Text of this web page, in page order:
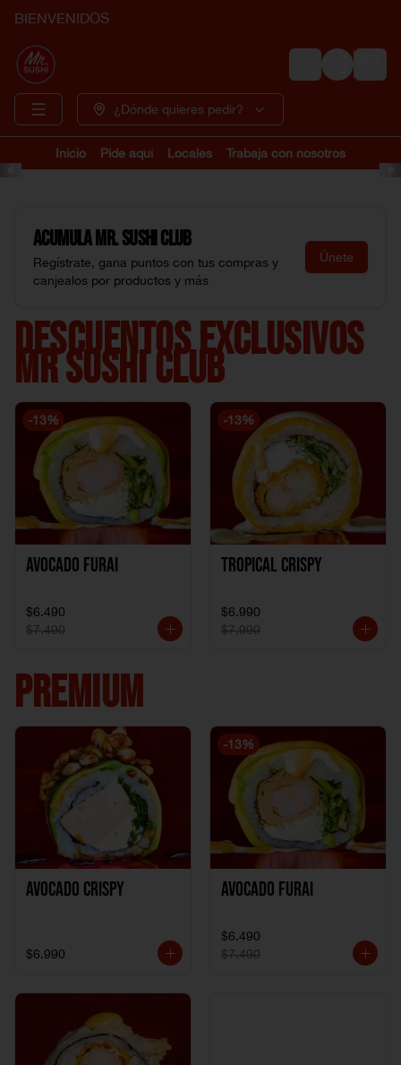
BIENVENIDOS
Login
¿Dónde quieres pedir?
Inicio Pide aquí Locales Trabaja con nosotros
AcumulaMr. Sushi Club
Regístrate, gana puntos con tus compras y
canjealos por productos y más
Únete
DESCUENTOS EXCLUSIVOS
MR SUSHI CLUB
-13%
Avocado Furai
$6.490
$7.490
-13%
Tropical crispy
$6.990
$7.990
PREMIUM
Avocado Crispy
$6.990
-13%
Avocado Furai
$6.490
$7.490